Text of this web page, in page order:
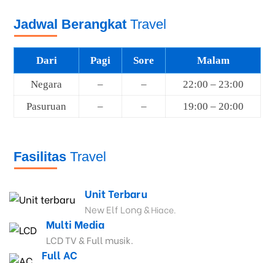
Jadwal Berangkat Travel
Dari Pagi Sore Malam
Negara – –
22:00 – 23:00
Pasuruan
– – 19:00 – 20:00
Fasilitas Travel
Unit Terbaru
New Elf Long &Hiace.
Multi Media
LCD TV & Full musik.
Full AC